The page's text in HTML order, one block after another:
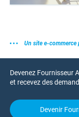
Un site e-
Devenez Fournisseur
et recevez des
Devenir